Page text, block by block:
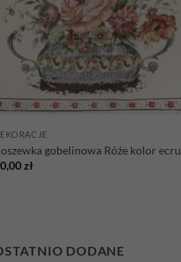
gobelinowa Róże kolor ecru
zł
DODANE